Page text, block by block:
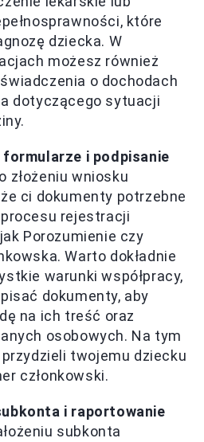
które
dziecka. W
możesz również
o dochodach
dotyczącego sytuacji
formularze i podpisanie
złożeniu wniosku
ci dokumenty potrzebne
rejestracji
Porozumienie czy
Warto dokładnie
warunki współpracy,
dokumenty, aby
na ich treść oraz
osobowych. Na tym
twojemu dziecku
członkowski.
i raportowanie
subkonta